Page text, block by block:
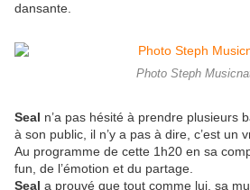
dansante.
Photo Steph
Seal n’a pas hésité à prendre plusieurs
à son public, il n’y a pas à dire, c’est un
Au programme de cette 1h20 en sa
fun, de l’émotion et du partage.
Seal a prouvé que tout comme lui, sa